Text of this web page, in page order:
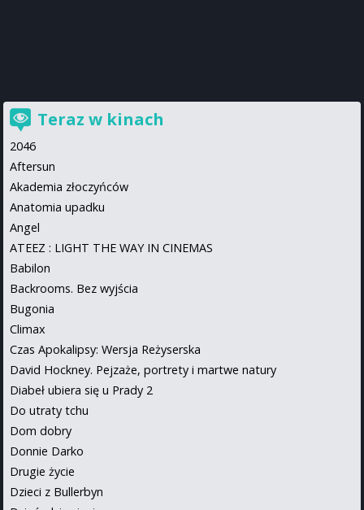
Teraz w kinach
2046
Aftersun
Akademia złoczyńców
Anatomia upadku
Angel
ATEEZ : LIGHT THE WAY IN CINEMAS
Babilon
Backrooms. Bez wyjścia
Bugonia
Climax
Czas Apokalipsy: Wersja Reżyserska
David Hockney. Pejzaże, portrety i martwe natury
Diabeł ubiera się u Prady 2
Do utraty tchu
Dom dobry
Donnie Darko
Drugie życie
Dzieci z Bullerbyn